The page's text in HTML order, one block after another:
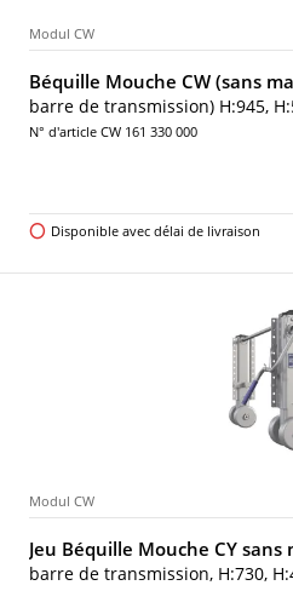
Modul CW
Béquille Mouche CW (sans
barre de transmission) H:945,
N° d'article CW 161 330 000
Disponible avec délai de livraison
Modul CW
Jeu Béquille Mouche CY
barre de transmission, H:730,